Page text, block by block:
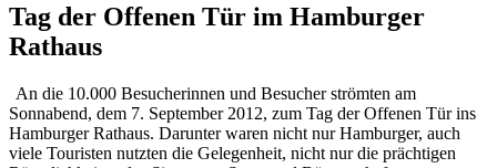
Tag der Offenen Tür im Hamburger
Rathaus
An die 10.000 Besucherinnen und Besucher strömten am
Sonnabend, dem 7. September 2012, zum Tag der Offenen Tür ins
Hamburger Rathaus. Darunter waren nicht nur Hamburger, auch
viele Touristen nutzten die Gelegenheit, nicht nur die prächtigen